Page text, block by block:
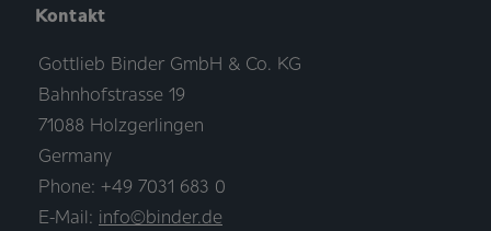
Kontakt
Gottlieb Binder GmbH & Co. KG
Bahnhofstrasse 19
71088 Holzgerlingen
Germany
Phone: +49 7031 683 0
E-Mail: info©binder.de